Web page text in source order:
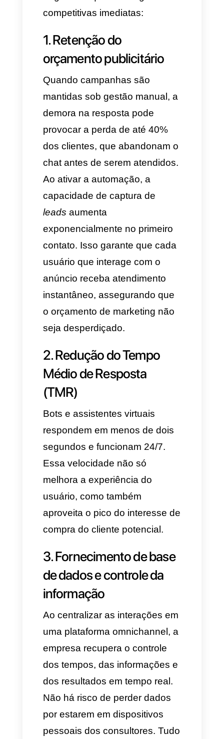
⬇
A ferramenta de automação dá
as boas-vindas em <2
segundos
⬇
Solicita dados importantes
como: Nome, localização,
necessidade.
⬇
Transfere automaticamente
para o consultor especialista
O assistente virtual faz ao
usuário de duas a três
para cadastro na base de
dados, localização, tipo de
produto que busca ou
orçamento estimado. Essa
etapa traz um duplo benefício:
em primeiro lugar, o usuário não
momento, o que reduz a taxa
de abandono e, em segundo,
filtra os usuários "curiosos" dos
leads potenciais. Assim,
prioriza-se a intenção de
compra e aproveitam-se